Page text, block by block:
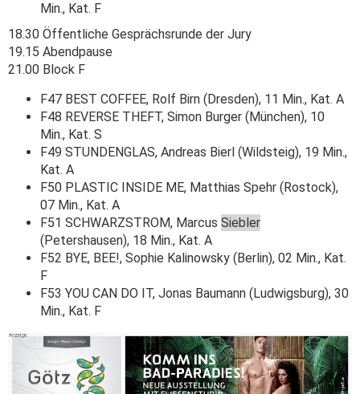
Min., Kat. F
18.30 Öffentliche Gesprächsrunde der Jury
19.15 Abendpause
21.00 Block F
F47 BEST COFFEE, Rolf Birn (Dresden), 11 Min., Kat. A
F48 REVERSE THEFT, Simon Burger (München), 10
Min., Kat. S
F49 STUNDENGLAS, Andreas Bierl (Wildsteig), 19 Min.,
Kat. A
F50 PLASTIC INSIDE ME, Matthias Spehr (Rostock),
07 Min., Kat. A
F51 SCHWARZSTROM, Marcus Siebler
(Petershausen), 18 Min., Kat. A
F52 BYE, BEE!, Sophie Kalinowsky (Berlin), 02 Min., Kat.
F
F53 YOU CAN DO IT, Jonas Baumann (Ludwigsburg), 30
Min., Kat. F